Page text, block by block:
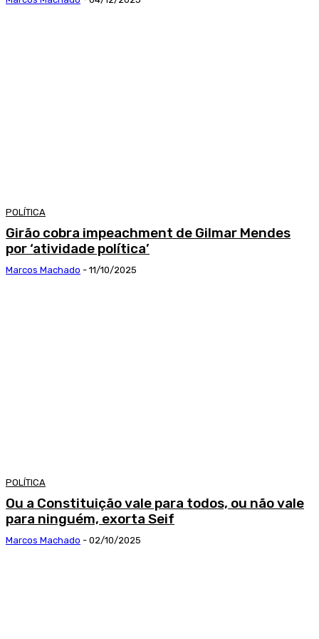
POLÍTICA
Girão cobra impeachment de Gilmar Mendes
por ‘atividade política’
Marcos Machado - 11/10/2025
POLÍTICA
Ou a Constituição vale para todos, ou não vale
para ninguém, exorta Seif
Marcos Machado - 02/10/2025